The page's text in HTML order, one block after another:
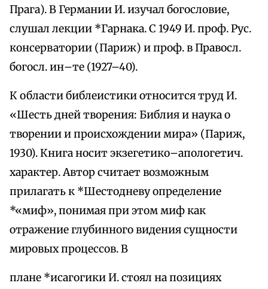
Прага). В Германии И. изучал богословие,
слушал лекции *Гарнака. С 1949 И. проф. Рус.
консерватории (Париж) и проф. в Правосл.
богосл. ин–те (1927–40).
К области библеистики относится труд И.
«Шесть дней творения: Библия и наука о
творении и происхождении мира» (Париж,
1930). Книга носит экзегетико–апологетич.
характер. Автор считает возможным
прилагать к *Шестодневу определение
*«миф», понимая при этом миф как
отражение глубинного видения сущности
мировых процессов. В
плане *исагогики И. стоял на позициях